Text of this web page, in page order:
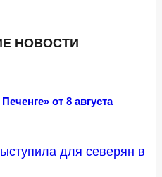
НОВОСТИ
от 8 августа